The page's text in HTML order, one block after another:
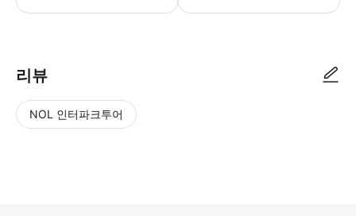
리뷰
NOL 인터파크투어